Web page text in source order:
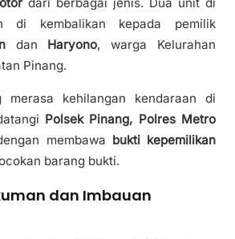
di kembalikan kepada pemilik
dan Haryono, warga Kelurahan
Pinang.
merasa kehilangan kendaraan di
Polsek Pinang, Polres Metro
membawa bukti kepemilikan
barang bukti.
dan Imbauan